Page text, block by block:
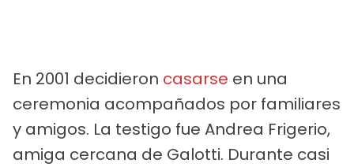
En 2001 decidieron casarse en una
ceremonia acompañados por familiares
y amigos. La testigo fue Andrea Frigerio,
amiga cercana de Galotti. Durante casi